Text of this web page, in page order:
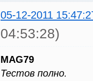
05-12-2011
04:53:28)
MAG79
Тестов полно.